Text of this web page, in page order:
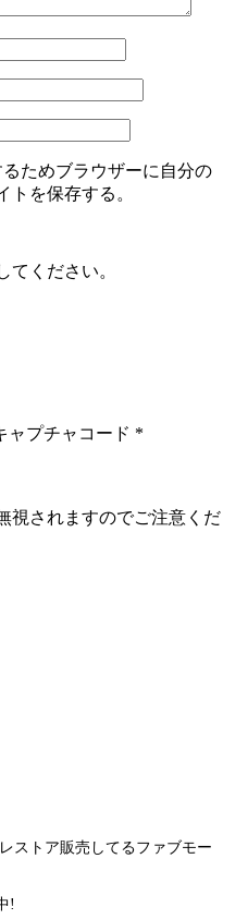
ためブラウザーに自分の
トを保存する。
てください。
ャプチャコード *
視されますのでご注意くだ
ストア販売してるファブモー
!